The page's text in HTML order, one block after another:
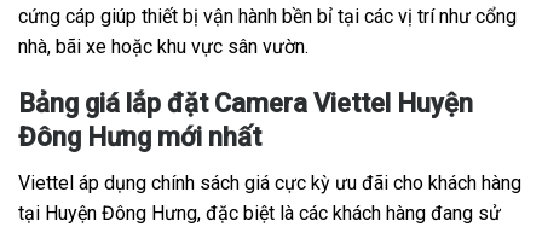
cứng cáp giúp thiết bị vận hành bền bỉ tại các vị trí như cổng
nhà, bãi xe hoặc khu vực sân vườn.
Bảng giá lắp đặt Camera Viettel Huyện
Đông Hưng mới nhất
Viettel áp dụng chính sách giá cực kỳ ưu đãi cho khách hàng
tại Huyện Đông Hưng, đặc biệt là các khách hàng đang sử